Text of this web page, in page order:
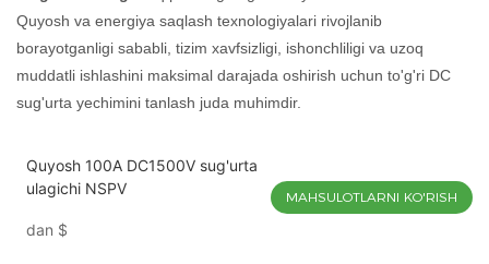
Quyosh va energiya saqlash texnologiyalari rivojlanib
borayotganligi sababli, tizim xavfsizligi, ishonchliligi va uzoq
muddatli ishlashini maksimal darajada oshirish uchun to'g'ri DC
sug'urta yechimini tanlash juda muhimdir.
Quyosh 100A DC1500V sug'urta
ulagichi NSPV
dan $
MAHSULOTLARNI KO'RISH